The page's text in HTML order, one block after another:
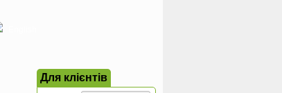
Для клієнтів